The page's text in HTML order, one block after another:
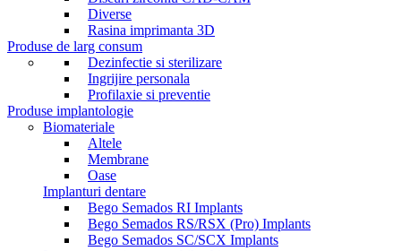
Diverse
Rasina imprimanta 3D
Produse de larg consum
Dezinfectie si sterilizare
Ingrijire personala
Profilaxie si preventie
Produse implantologie
Biomateriale
Altele
Membrane
Oase
Implanturi dentare
Bego Semados RI Implants
Bego Semados RS/RSX (Pro) Implants
Bego Semados SC/SCX Implants